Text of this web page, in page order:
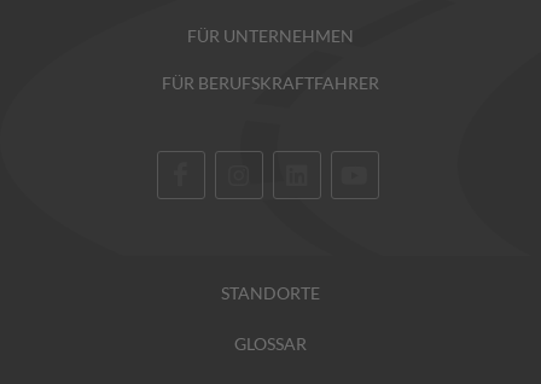
FÜR UNTERNEHMEN
FÜR BERUFSKRAFTFAHRER
STANDORTE
GLOSSAR